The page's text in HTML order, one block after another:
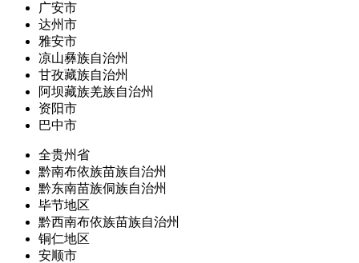
广安市
达州市
雅安市
凉山彝族自治州
甘孜藏族自治州
阿坝藏族羌族自治州
资阳市
巴中市
全贵州省
黔南布依族苗族自治州
黔东南苗族侗族自治州
毕节地区
黔西南布依族苗族自治州
铜仁地区
安顺市